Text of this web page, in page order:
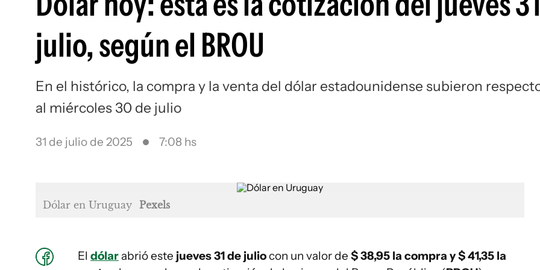
julio, según el BROU
En el histórico, la compra y la venta del dólar estadounidense subieron
al miércoles 30 de julio
31 de julio de 2025 7:08 hs
Dólar en Uruguay Pexels
El dólar abrió este jueves 31 de juliocon un valor de $ 38,95 la compra y $ 41,35 la